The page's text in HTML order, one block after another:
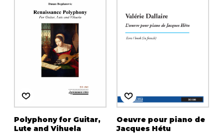
AUTRES PRODUITS
Polyphony for Guitar,
Lute and Vihuela
Oeuvre pour piano de
Jacques Hétu